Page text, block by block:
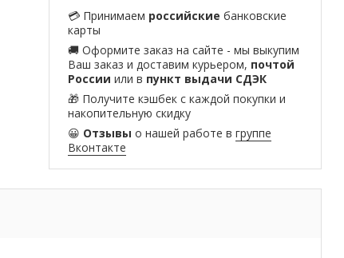
💳 Принимаем российские банковские
карты
🚚 Оформите заказ на сайте - мы выкупим
Ваш заказ и доставим курьером, почтой
России или в пункт выдачи СДЭК
🎁 Получите кэшбек с каждой покупки и
накопительную скидку
😀 Отзывы о нашей работе в группе
Вконтакте